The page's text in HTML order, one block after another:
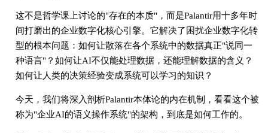
这不是哲学课上讨论的"存在的本质"，而是Palantir用十多年时
间打磨出的企业数字化核心引擎。它解决了困扰企业数字化转
型的根本问题：如何让散落在各个系统中的数据真正"说同一
种语言"？如何让AI不仅能处理数据，还能理解数据的含义？
如何让人类的决策经验变成系统可以学习的知识？
今天，我们将深入剖析Palantir本体论的内在机制，看看这个被
称为"企业AI的语义操作系统"的架构，到底是如何工作的。